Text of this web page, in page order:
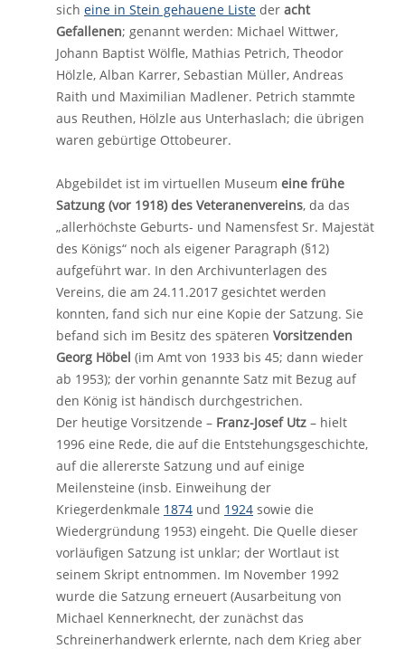
sich eine in Stein gehauene Liste der acht
Gefallenen; genannt werden: Michael Wittwer,
Johann Baptist Wölfle, Mathias Petrich, Theodor
Hölzle, Alban Karrer, Sebastian Müller, Andreas
Raith und Maximilian Madlener. Petrich stammte
aus Reuthen, Hölzle aus Unterhaslach; die übrigen
waren gebürtige Ottobeurer.
Abgebildet ist im virtuellen Museum eine frühe
Satzung (vor 1918) des Veteranenvereins, da das
„allerhöchste Geburts- und Namensfest Sr. Majestät
des Königs“ noch als eigener Paragraph (§12)
aufgeführt war. In den Archivunterlagen des
Vereins, die am 24.11.2017 gesichtet werden
konnten, fand sich nur eine Kopie der Satzung. Sie
befand sich im Besitz des späteren Vorsitzenden
Georg Höbel (im Amt von 1933 bis 45; dann wieder
ab 1953); der vorhin genannte Satz mit Bezug auf
den König ist händisch durchgestrichen.
Der heutige Vorsitzende – Franz-Josef Utz – hielt
1996 eine Rede, die auf die Entstehungsgeschichte,
auf die allererste Satzung und auf einige
Meilensteine (insb. Einweihung der
Kriegerdenkmale 1874 und 1924 sowie die
Wiedergründung 1953) eingeht. Die Quelle dieser
vorläufigen Satzung ist unklar; der Wortlaut ist
seinem Skript entnommen. Im November 1992
wurde die Satzung erneuert (Ausarbeitung von
Michael Kennerknecht, der zunächst das
Schreinerhandwerk erlernte, nach dem Krieg aber